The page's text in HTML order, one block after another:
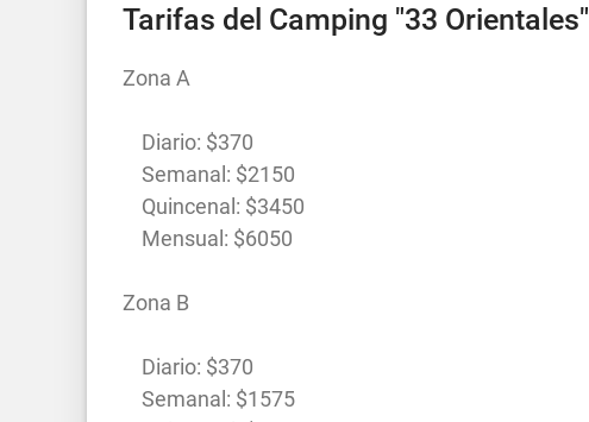
Tarifas del Camping "33 Orientales"
Zona A
Diario: $370
Semanal: $2150
Quincenal: $3450
Mensual: $6050
Zona B
Diario: $370
Semanal: $1575